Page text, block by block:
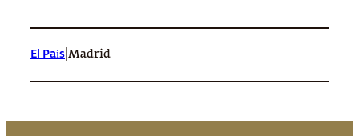
El País Madrid